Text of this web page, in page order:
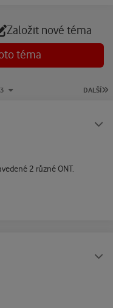
Založit nové téma
téma
DALŠÍ
2 různé ONT.